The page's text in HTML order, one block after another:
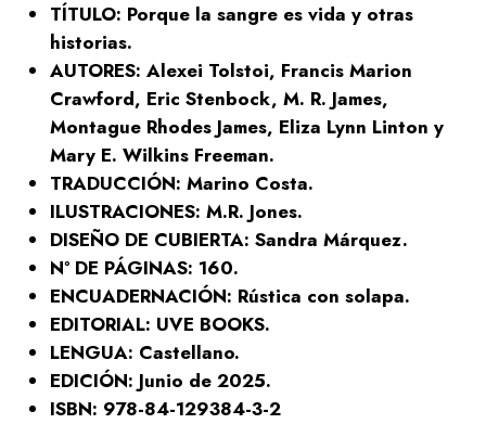
TÍTULO: Porque la sangre es vida y otras
historias.
AUTORES: Alexei Tolstoi, Francis Marion
Crawford, Eric Stenbock, M. R. James,
Montague Rhodes James, Eliza Lynn Linton y
Mary E. Wilkins Freeman.
TRADUCCIÓN: Marino Costa.
ILUSTRACIONES: M.R. Jones.
DISEÑO DE CUBIERTA: Sandra Márquez.
Nº DE PÁGINAS: 160.
ENCUADERNACIÓN: Rústica con solapa.
EDITORIAL: UVE BOOKS.
LENGUA: Castellano.
EDICIÓN: Junio de 2025.
ISBN: 978-84-129384-3-2